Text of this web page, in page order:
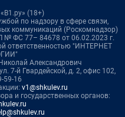
(18+)
по надзору в сфере связи,
коммуникаций (Роскомнадзор)
№ ФС 77– 84678 от 06.02.2023 г.
ответственностью "ИНТЕРНЕТ
Александрович
7-й Гвардейской, д. 2, офис 102,
59-16
v1@shkulev.ru
и государственных органов: